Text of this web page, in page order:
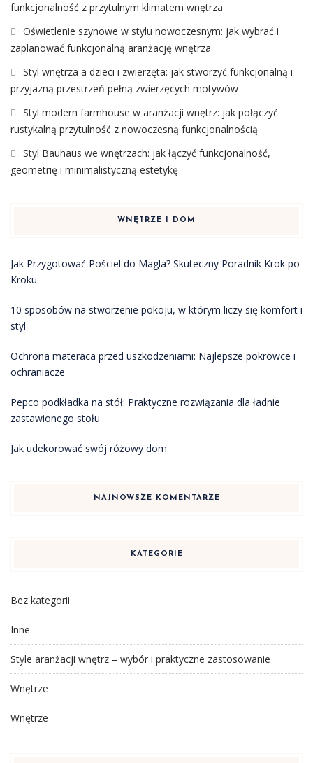
funkcjonalność z przytulnym klimatem wnętrza
Oświetlenie szynowe w stylu nowoczesnym: jak wybrać i
zaplanować funkcjonalną aranżację wnętrza
Styl wnętrza a dzieci i zwierzęta: jak stworzyć funkcjonalną i
przyjazną przestrzeń pełną zwierzęcych motywów
Styl modern farmhouse w aranżacji wnętrz: jak połączyć
rustykalną przytulność z nowoczesną funkcjonalnością
Styl Bauhaus we wnętrzach: jak łączyć funkcjonalność,
geometrię i minimalistyczną estetykę
WNĘTRZE I DOM
Jak Przygotować Pościel do Magla? Skuteczny Poradnik Krok po
Kroku
10 sposobów na stworzenie pokoju, w którym liczy się komfort i
styl
Ochrona materaca przed uszkodzeniami: Najlepsze pokrowce i
ochraniacze
Pepco podkładka na stół: Praktyczne rozwiązania dla ładnie
zastawionego stołu
Jak udekorować swój różowy dom
NAJNOWSZE KOMENTARZE
KATEGORIE
Bez kategorii
Inne
Style aranżacji wnętrz – wybór i praktyczne zastosowanie
Wnętrze
Wnętrze